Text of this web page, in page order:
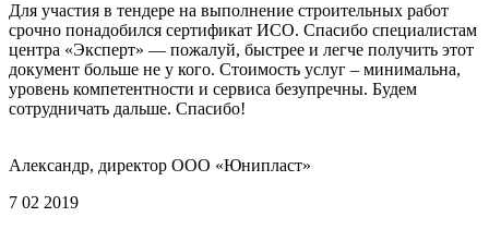
Для участия в тендере на выполнение строительных работ
срочно понадобился сертификат ИСО. Спасибо специалистам
центра «Эксперт» — пожалуй, быстрее и легче получить этот
документ больше не у кого. Стоимость услуг – минимальна,
уровень компетентности и сервиса безупречны. Будем
сотрудничать дальше. Спасибо!
Александр, директор ООО «Юнипласт»
7 02 2019